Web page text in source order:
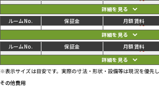
03 70,400円 35,200円
04 70,400円 35,200円
※表示サイズは目安です。実際の寸法・形状・設備等は現況を優先し
その他費用